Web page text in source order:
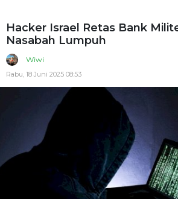
Hacker Israel Retas Bank
Nasabah Lumpuh
Wiwi
Rabu, 18 Juni 2025 08:53